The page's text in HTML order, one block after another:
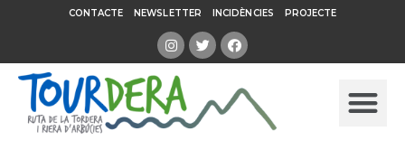
CONTACTE NEWSLETTER INCIDÈNCIES PROJECTE